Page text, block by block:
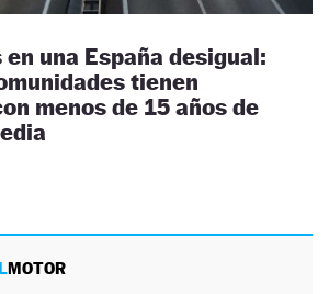
una España desigual:
tienen
menos de 15 años de
MOTOR